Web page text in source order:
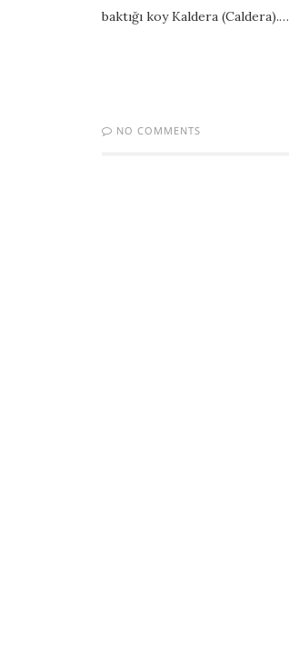
baktığı koy Kaldera (Caldera).…
NO COMMENTS